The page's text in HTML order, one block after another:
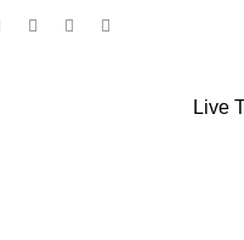
Live